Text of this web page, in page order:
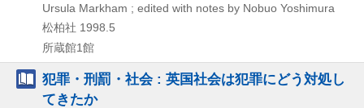
Ursula Markham ; edited with notes by Nobuo Yoshimura
松柏社 1998.5
所蔵館1館
犯罪・刑罰・社会 : 英国社会は犯罪にどう対処し
てきたか